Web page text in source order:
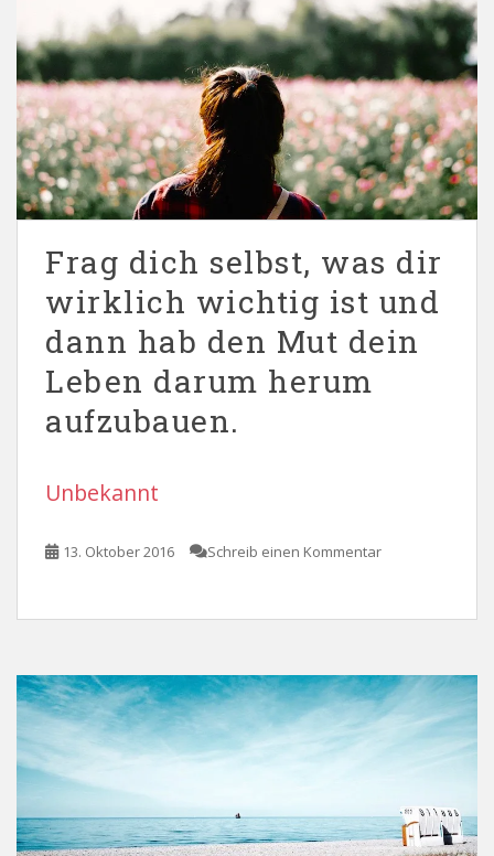
Frag dich selbst, was dir
wirklich wichtig ist und
dann hab den Mut dein
Leben darum herum
aufzubauen.
Unbekannt
13. Oktober 2016 Schreib einen Kommentar